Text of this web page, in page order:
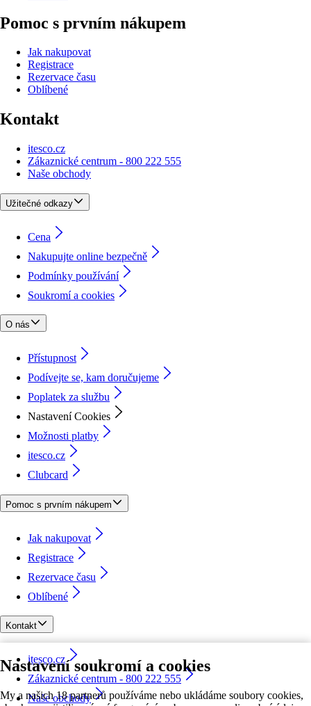
Nastavení soukromí a cookies
My a našich 18 partnerů používáme nebo ukládáme soubory cookies,
Pomoc s prvním nákupem
Jak nakupovat
Registrace
Rezervace času
Oblíbené
Kontakt
itesco.cz
Zákaznické centrum - 800 222 555
Naše obchody
Užitečné odkazy
Cena
Nakupujte online bezpečně
Podmínky používání
Soukromí a cookies
O nás
Přístupnost
Podívejte se, kam doručujeme
Poplatek za službu
Nastavení Cookies
Možnosti platby
itesco.cz
Clubcard
Pomoc s prvním nákupem
Jak nakupovat
Registrace
Rezervace času
Oblíbené
Kontakt
itesco.cz
Zákaznické centrum - 800 222 555
Naše obchody